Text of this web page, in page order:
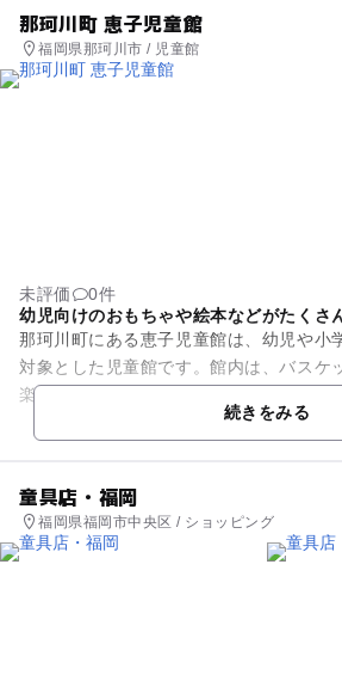
那珂川町 恵子児童館
福岡県那珂川市 / 児童館
未評価
0件
幼児向けのおもちゃや絵本などがたくさ
那珂川町にある恵子児童館は、幼児や小
対象とした児童館です。館内は、バスケ
楽しめる遊戯室、宿題・飲食ができる学
すべり台などがある図書室で...続きをみる
童具店・福岡
福岡県福岡市中央区 / ショッピング